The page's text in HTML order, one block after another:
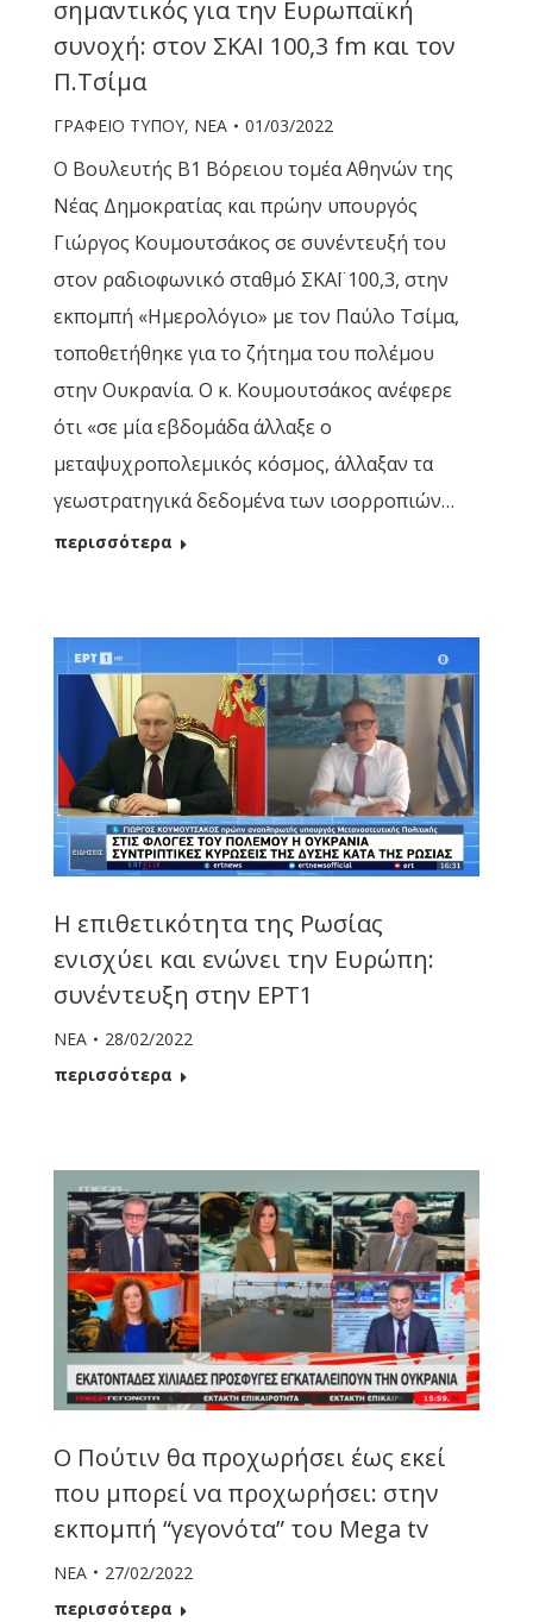
σημαντικός για την Ευρωπαϊκή
συνοχή: στον ΣΚΑΙ 100,3 fm και τον
Π.Τσίμα
ΓΡΑΦΕΙΟ ΤΥΠΟΥ, ΝΕΑ 01/03/2022
Ο Βουλευτής Β1 Βόρειου τομέα Αθηνών της
Νέας Δημοκρατίας και πρώην υπουργός
Γιώργος Κουμουτσάκος σε συνέντευξή του
στον ραδιοφωνικό σταθμό ΣΚΑΪ 100,3, στην
εκπομπή «Ημερολόγιο» με τον Παύλο Τσίμα,
τοποθετήθηκε για το ζήτημα του πολέμου
στην Ουκρανία. Ο κ. Κουμουτσάκος ανέφερε
ότι «σε μία εβδομάδα άλλαξε ο
μεταψυχροπολεμικός κόσμος, άλλαξαν τα
γεωστρατηγικά δεδομένα των ισορροπιών…
περισσότερα
Η επιθετικότητα της Ρωσίας
ενισχύει και ενώνει την Ευρώπη:
συνέντευξη στην ΕΡΤ1
ΝΕΑ
28/02/2022
περισσότερα
Ο Πούτιν θα προχωρήσει έως εκεί
που μπορεί να προχωρήσει: στην
εκπομπή “γεγονότα” του Mega tv
ΝΕΑ
27/02/2022
περισσότερα